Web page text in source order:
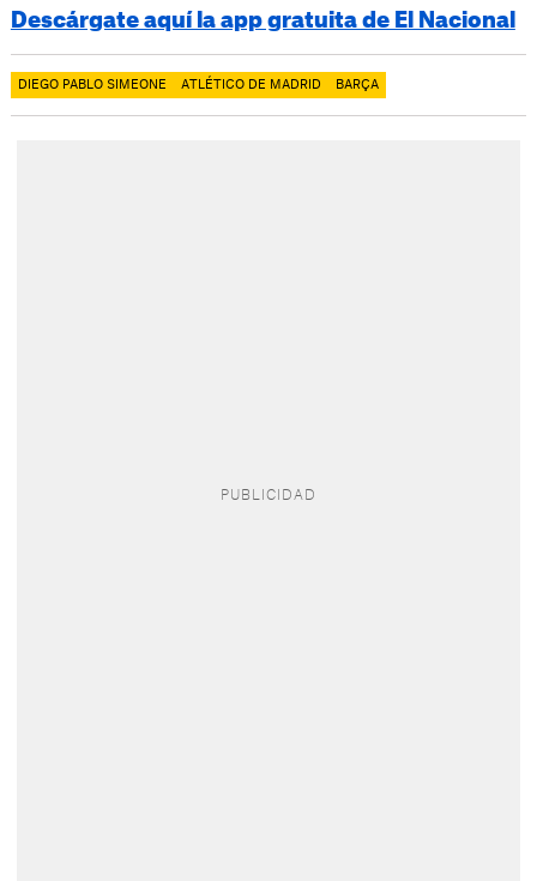
Descárgate aquí la app gratuita de El Nacional
DIEGO PABLO SIMEONE ATLÉTICO DE MADRID BARÇA